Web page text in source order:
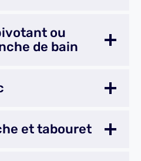
ou
de bain
et tabouret